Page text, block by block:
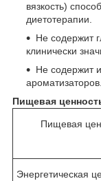
вязкость)
диетотерапии.
Не содержит
клинически
Не содержит
ароматизаторов.
Пищевая
Пищевая
Энергетическая